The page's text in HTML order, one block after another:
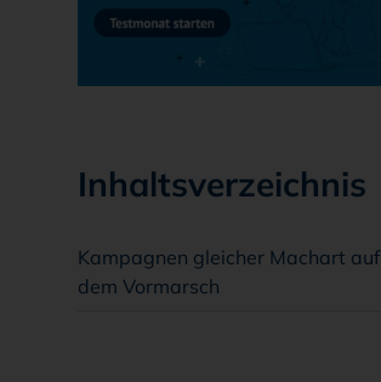
Inhaltsverzeichnis
Kampagnen gleicher Machart auf
dem Vormarsch